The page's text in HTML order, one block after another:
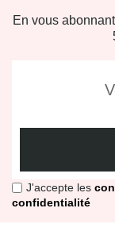
En vous
J'accepte les
confidentialité